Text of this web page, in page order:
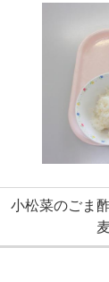
小松菜のごま